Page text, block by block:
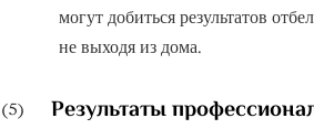
могут добиться результатов
не выходя из дома.
Результаты